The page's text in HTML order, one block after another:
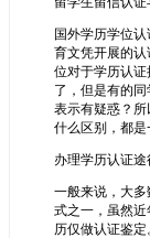
国外学历学位
育文凭开展的
位对于学历认
了，但是有的
表示有疑惑？
什么区别，都是
办理学历认证途
一般来说，大
式之一，虽然
历仅做认证鉴定